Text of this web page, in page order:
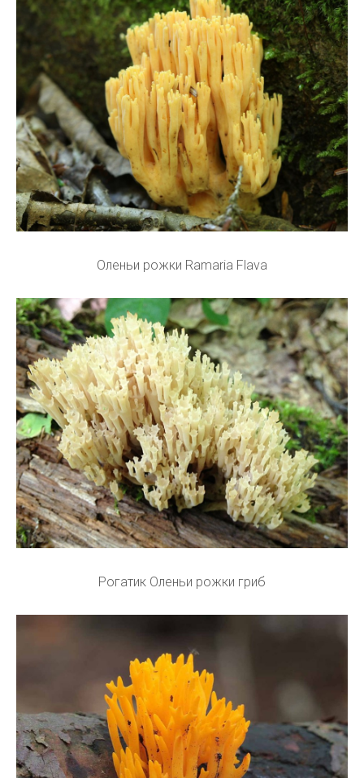
Оленьи рожки Ramaria Flava
Рогатик Оленьи рожки гриб